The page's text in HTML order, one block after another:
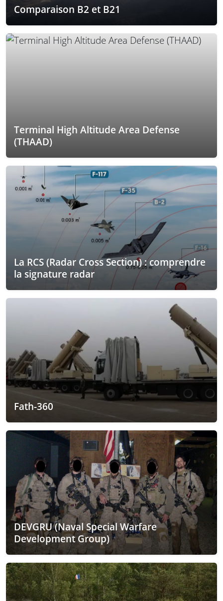
Comparaison B2 et B21
Terminal High Altitude Area Defense
(THAAD)
La RCS (Radar Cross Section) : comprendre
la signature radar
Fath-360
DEVGRU (Naval Special Warfare
Development Group)